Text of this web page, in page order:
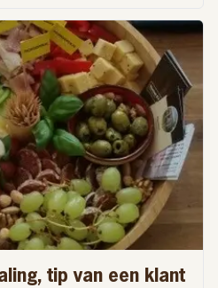
tip van een klant